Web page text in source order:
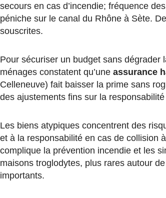
secours en cas d’incendie; fréquence
péniche sur le canal du Rhône à Sète.
souscrites.
Pour sécuriser un budget sans dégrader
ménages constatent qu’une assurance
Celleneuve) fait baisser la prime sans
des ajustements fins sur la
Les biens atypiques concentrent des
et à la responsabilité en cas de collision
complique la prévention incendie et les
maisons troglodytes, plus rares autour
importants.